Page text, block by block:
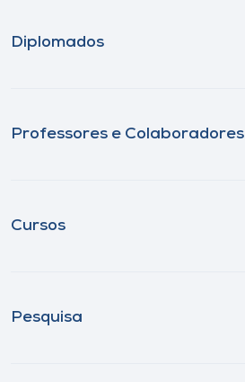
Diplomados
Professores e Colaboradores
Cursos
Pesquisa